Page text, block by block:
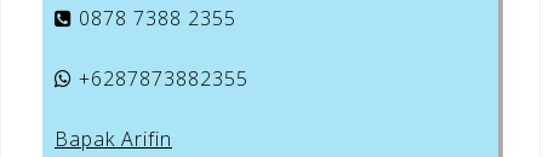
0878 7388 2355
+6287873882355
Bapak Arifin